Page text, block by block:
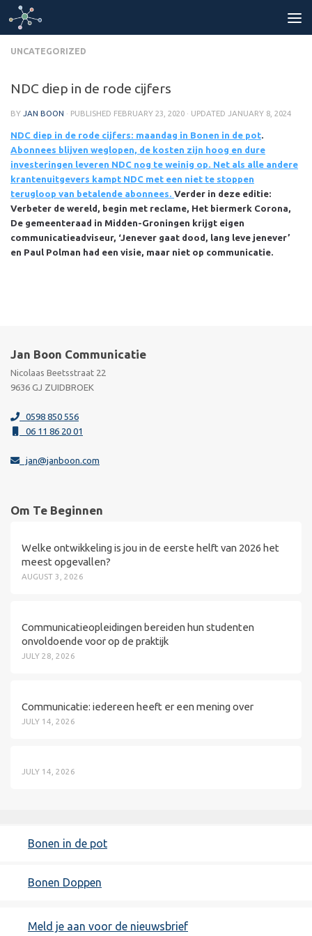
Skip to content
UNCATEGORIZED
NDC diep in de rode cijfers
BY JAN BOON · PUBLISHED FEBRUARY 23, 2020 · UPDATED JANUARY 8, 2024
NDC diep in de rode cijfers: maandag in Bonen in de pot.
Abonnees blijven weglopen, de kosten zijn hoog en dure
investeringen leveren NDC nog te weinig op. Net als alle andere
krantenuitgevers kampt NDC met een niet te stoppen
terugloop van betalende abonnees. Verder in deze editie:
Verbeter de wereld, begin met reclame, Het biermerk Corona,
De gemeenteraad in Midden-Groningen krijgt eigen
communicatieadviseur, ‘Jenever gaat dood, lang leve jenever’
en Paul Polman had een visie, maar niet op communicatie.
Jan Boon Communicatie
Nicolaas Beetsstraat 22
9636 GJ ZUIDBROEK
0598 850 556
06 11 86 20 01
jan@janboon.com
Om Te Beginnen
Welke ontwikkeling is jou in de eerste helft van 2026 het
meest opgevallen?
AUGUST 3, 2026
Communicatieopleidingen bereiden hun studenten
onvoldoende voor op de praktijk
JULY 28, 2026
Communicatie: iedereen heeft er een mening over
JULY 14, 2026
JULY 14, 2026
Bonen in de pot
Bonen Doppen
Meld je aan voor de nieuwsbrief